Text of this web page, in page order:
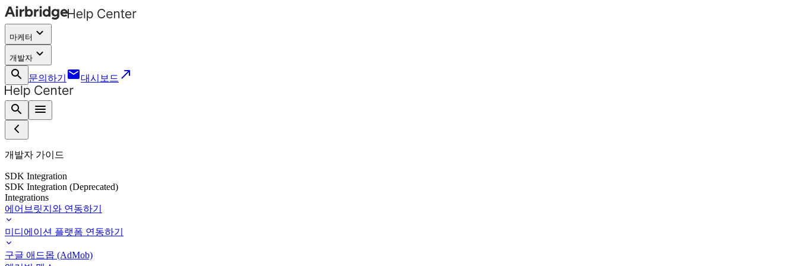
마케터 keyboard_arrow_down
개발자 keyboard_arrow_down
search
문의하기 email대시보드 call_made
search menu
개발자 가이드
SDK Integration
SDK Integration (Deprecated)
Integrations
에어브릿지와 연동하기
미디에이션 플랫폼 연동하기
구글 애드몹 (AdMob)